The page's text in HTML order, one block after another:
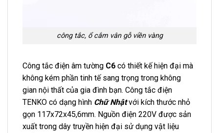
công tắc, ổ cắm vân gỗ viền vàng
Công tắc điện âm tường C6 có thiết kế hiện đại mà
không kém phần tinh tế sang trọng trong không
gian nội thất của gia đình bạn. Công tắc điện
TENKO có dạng hình Chữ Nhậtvới kích thước nhỏ
gọn 117x72x45,6mm. Nguồn điện 220V được sản
xuất trong dây truyền hiện đại sử dụng vật liệu